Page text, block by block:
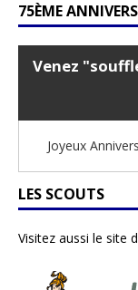
75ÈME
Venez
Joyeux
LES SCOUTS
Visitez aussi le site